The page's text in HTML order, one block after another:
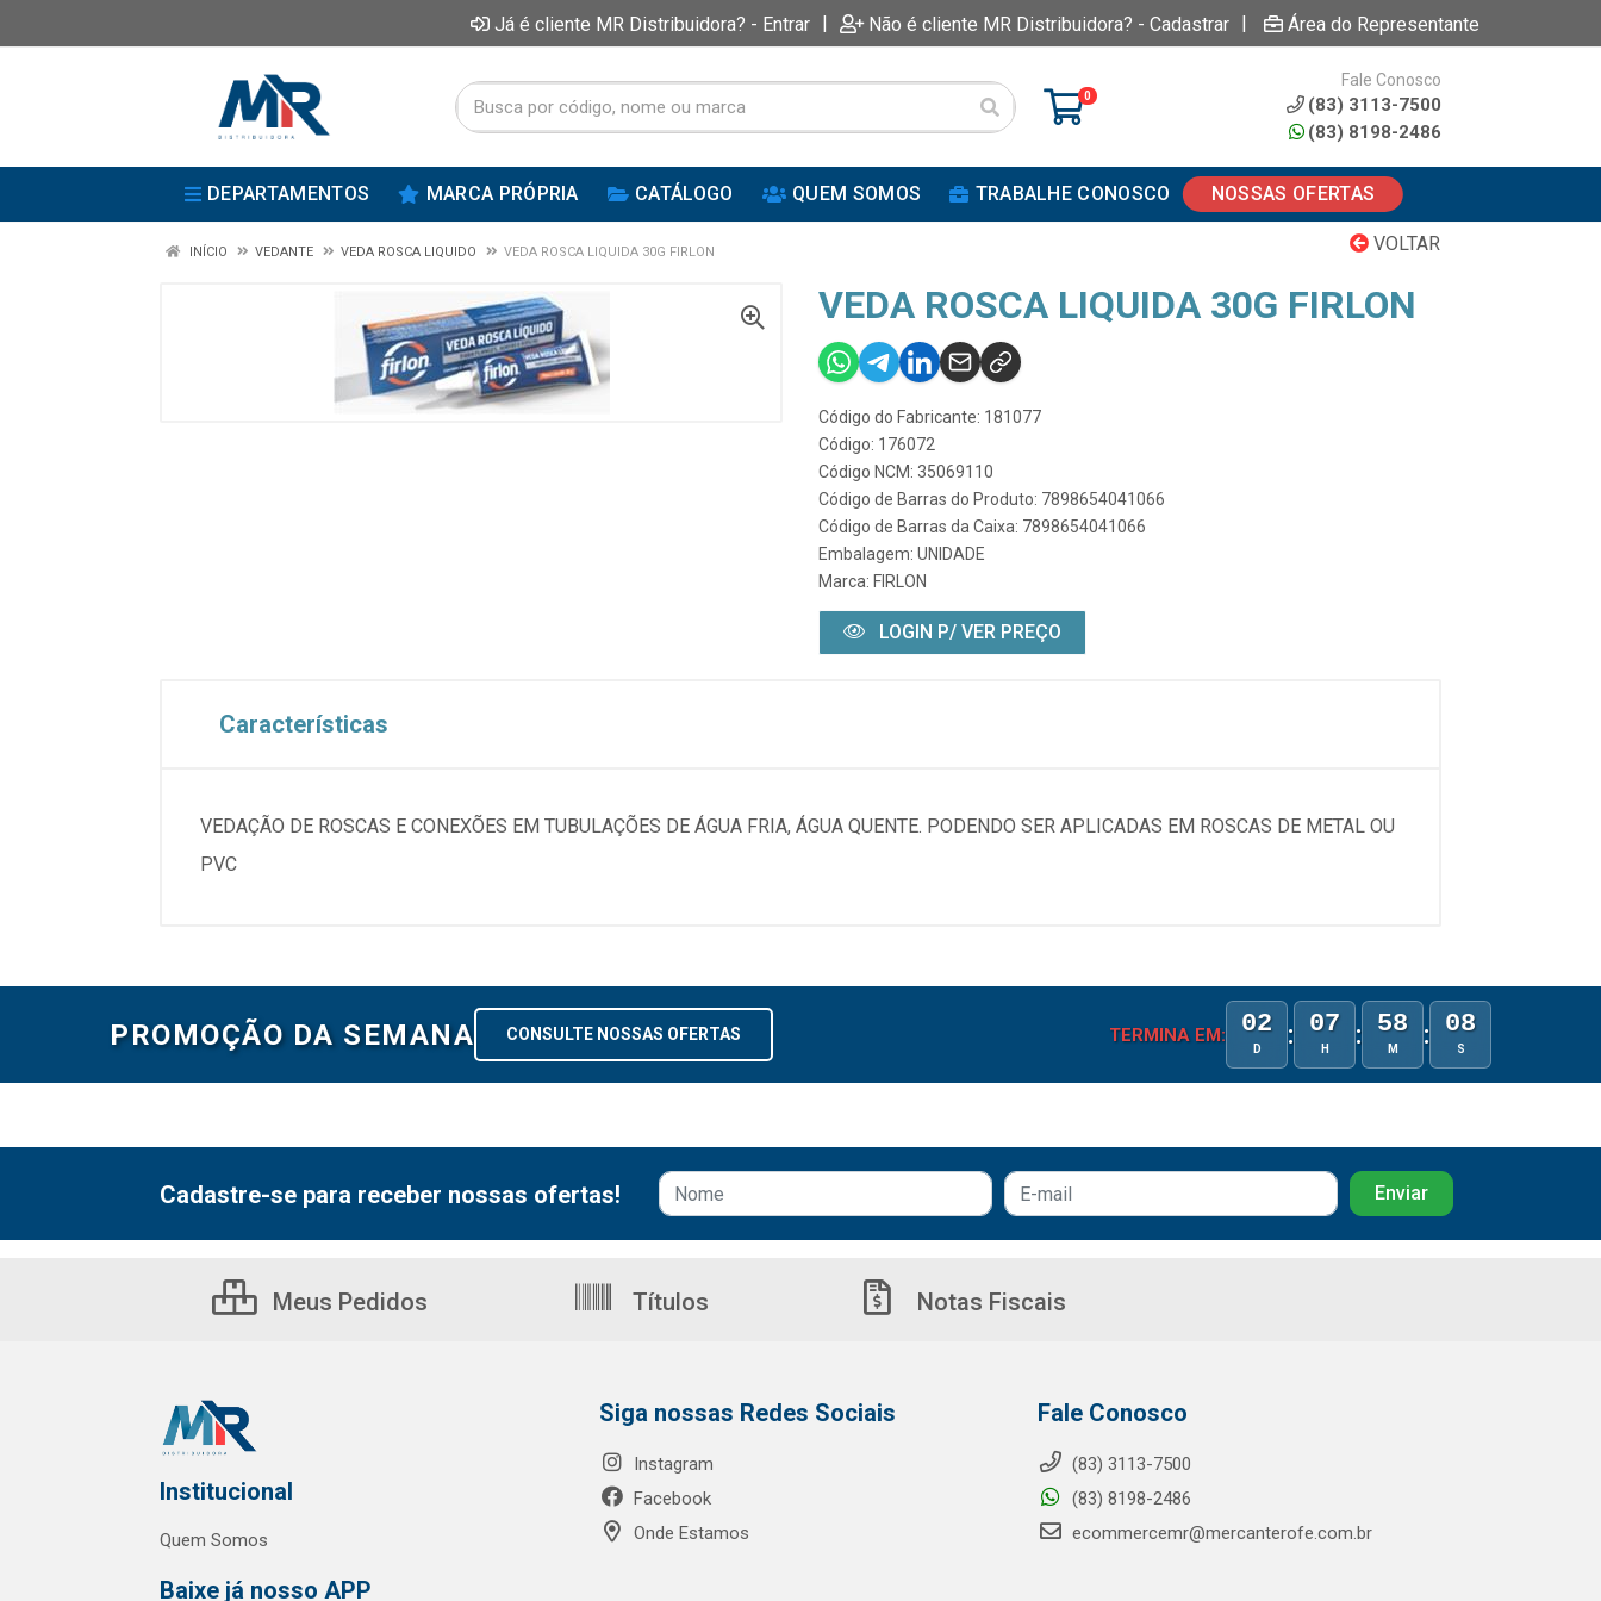
Já é cliente MR Distribuidora? - Entrar | Não é cliente MR Distribuidora? - Cadastrar | Área do Representante
0
Fale Conosco
(83) 3113-7500
(83) 8198-2486
DEPARTAMENTOS MARCA PRÓPRIA CATÁLOGO QUEM SOMOS TRABALHE CONOSCO NOSSAS OFERTAS
VOLTAR
INÍCIO VEDANTE VEDA ROSCA LIQUIDO VEDA ROSCA LIQUIDA 30G FIRLON
VEDA ROSCA LIQUIDA 30G FIRLON
Código do Fabricante: 181077
Código: 176072
Código NCM: 35069110
Código de Barras do Produto: 7898654041066
Código de Barras da Caixa: 7898654041066
Embalagem: UNIDADE
Marca: FIRLON
LOGIN P/ VER PREÇO
Características
VEDAÇÃO DE ROSCAS E CONEXÕES EM TUBULAÇÕES DE ÁGUA FRIA, ÁGUA QUENTE. PODENDO SER APLICADAS EM ROSCAS DE METAL OU
PVC
PROMOÇÃO DA SEMANA CONSULTE NOSSAS OFERTAS TERMINA EM: 02
D : 07
H : 58
M : 08
S
Cadastre-se para receber nossas ofertas!
Meus Pedidos Títulos Notas Fiscais
Institucional
Quem Somos
Baixe já nosso APP
Siga nossas Redes Sociais
Instagram
Facebook
Onde Estamos
Fale Conosco
(83) 3113-7500
(83) 8198-2486
ecommercemr@mercanterofe.com.br